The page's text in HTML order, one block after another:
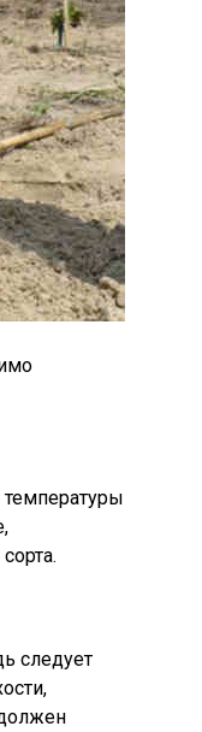
температуры
следует